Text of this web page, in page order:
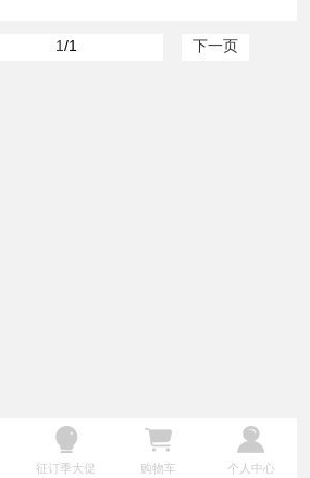
1/1 下一页
征订季大促 购物车 个人中心